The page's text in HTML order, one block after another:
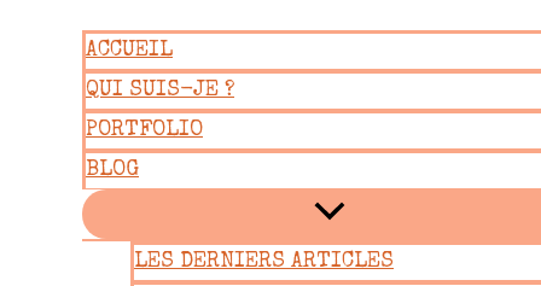
contenu
ACCUEIL
QUI SUIS-JE ?
PORTFOLIO
BLOG
LES DERNIERS ARTICLES